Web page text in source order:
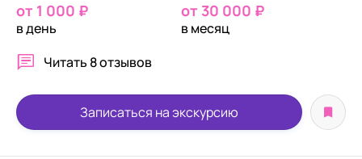
от 1 000 ₽
в день
от 30 000 ₽
в месяц
Читать 8 отзывов
Записаться на экскурсию